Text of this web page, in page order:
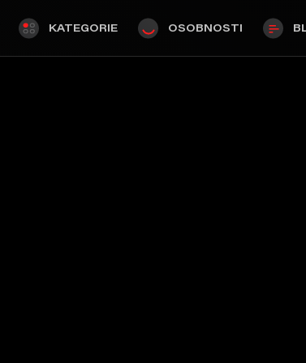
KATEGORIE OSOBNOSTI